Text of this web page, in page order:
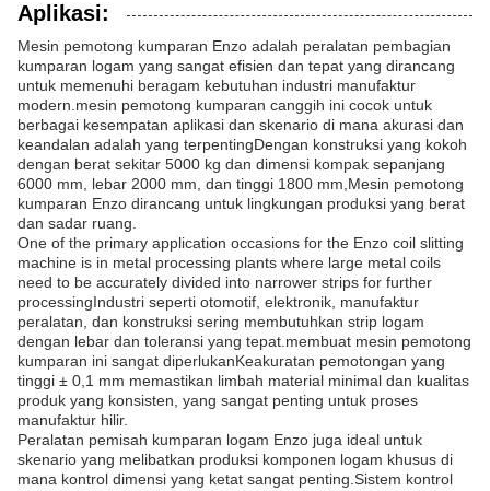
Aplikasi:
Mesin pemotong kumparan Enzo adalah peralatan pembagian
kumparan logam yang sangat efisien dan tepat yang dirancang
untuk memenuhi beragam kebutuhan industri manufaktur
modern.mesin pemotong kumparan canggih ini cocok untuk
berbagai kesempatan aplikasi dan skenario di mana akurasi dan
keandalan adalah yang terpentingDengan konstruksi yang kokoh
dengan berat sekitar 5000 kg dan dimensi kompak sepanjang
6000 mm, lebar 2000 mm, dan tinggi 1800 mm,Mesin pemotong
kumparan Enzo dirancang untuk lingkungan produksi yang berat
dan sadar ruang.
One of the primary application occasions for the Enzo coil slitting
machine is in metal processing plants where large metal coils
need to be accurately divided into narrower strips for further
processingIndustri seperti otomotif, elektronik, manufaktur
peralatan, dan konstruksi sering membutuhkan strip logam
dengan lebar dan toleransi yang tepat.membuat mesin pemotong
kumparan ini sangat diperlukanKeakuratan pemotongan yang
tinggi ± 0,1 mm memastikan limbah material minimal dan kualitas
produk yang konsisten, yang sangat penting untuk proses
manufaktur hilir.
Peralatan pemisah kumparan logam Enzo juga ideal untuk
skenario yang melibatkan produksi komponen logam khusus di
mana kontrol dimensi yang ketat sangat penting.Sistem kontrol